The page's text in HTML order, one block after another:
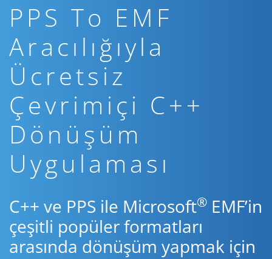
PPS To EMF
Aracılığıyla
Ücretsiz
Çevrimiçi C++
Dönüşüm
Uygulaması
C++ ve PPS ile Microsoft® EMF’in
çeşitli popüler formatları
arasında dönüşüm yapmak için